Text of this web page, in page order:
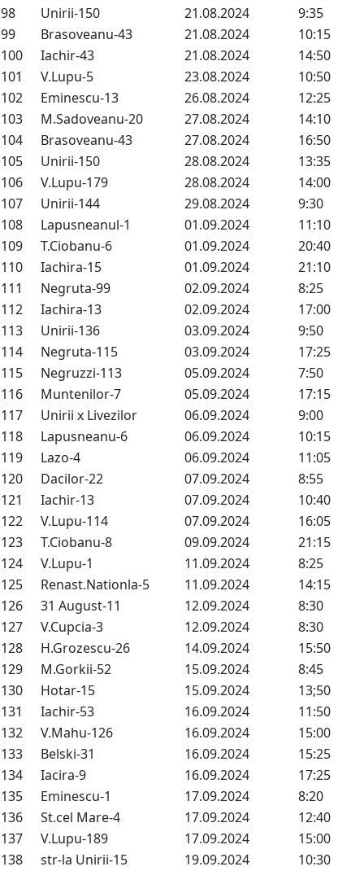
98
Unirii-150 21.08.2024
9:35
99
Brasoveanu-43 21.08.2024
10:15
100
Iachir-43 21.08.2024
14:50
101
V.Lupu-5 23.08.2024
10:50
102
Eminescu-13 26.08.2024
12:25
103
M.Sadoveanu-20 27.08.2024
14:10
104
Brasoveanu-43 27.08.2024
16:50
105
Unirii-150 28.08.2024
13:35
106
V.Lupu-179 28.08.2024
14:00
107
Unirii-144 29.08.2024
9:30
108
Lapusneanul-1 01.09.2024
11:10
109
T.Ciobanu-6 01.09.2024
20:40
110
Iachira-15 01.09.2024
21:10
111
Negruta-99 02.09.2024
8:25
112
Iachira-13 02.09.2024
17:00
113
Unirii-136 03.09.2024
9:50
114
Negruta-115 03.09.2024
17:25
115
Negruzzi-113 05.09.2024
7:50
116
Muntenilor-7 05.09.2024
17:15
117
Unirii x Livezilor 06.09.2024
9:00
118
Lapusneanu-6 06.09.2024
10:15
119
Lazo-4 06.09.2024
11:05
120
Dacilor-22 07.09.2024
8:55
121
Iachir-13 07.09.2024
10:40
122
V.Lupu-114 07.09.2024
16:05
123
T.Ciobanu-8 09.09.2024
21:15
124
V.Lupu-1 11.09.2024
8:25
125
Renast.Nationla-5 11.09.2024
14:15
126
31 August-11 12.09.2024
8:30
127
V.Cupcia-3 12.09.2024
8:30
128
H.Grozescu-26 14.09.2024
15:50
129
M.Gorkii-52 15.09.2024
8:45
130
Hotar-15 15.09.2024
13;50
131
Iachir-53 16.09.2024
11:50
132
V.Mahu-126 16.09.2024
15:00
133
Belski-31 16.09.2024
15:25
134
Iacira-9 16.09.2024
17:25
135
Eminescu-1 17.09.2024
8:20
136
St.cel Mare-4 17.09.2024
12:40
137
V.Lupu-189 17.09.2024
15:00
138
str-la Unirii-15 19.09.2024
10:30